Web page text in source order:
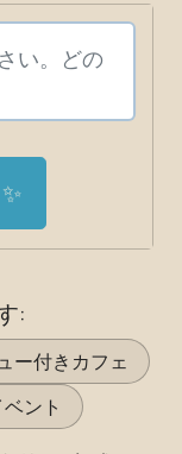
:
ー付きカフェ
ント